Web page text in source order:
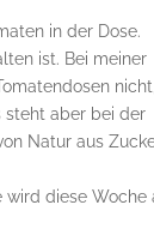
in der Dose.
ist. Bei meiner
nicht,
steht aber bei der
Natur aus
wird diese Woche